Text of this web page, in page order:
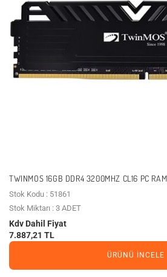
TWINMOS 16GB DDR4 3200MHZ CL16 PC
TMD416GB3200D16BKX7P
Stok Kodu : 51861
Stok Miktarı : 3 ADET
Kdv Dahil Fiyat
7.887,21 TL
ÜRÜNÜ İNCELE